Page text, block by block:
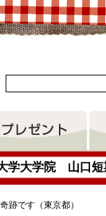
学大学院 山口
跡です（東京都）